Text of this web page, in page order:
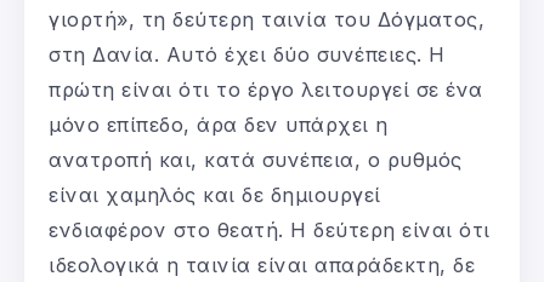
γιορτή», τη δεύτερη ταινία του Δόγματος,
στη Δανία. Αυτό έχει δύο συνέπειες. Η
πρώτη είναι ότι το έργο λειτουργεί σε ένα
μόνο επίπεδο, άρα δεν υπάρχει η
ανατροπή και, κατά συνέπεια, ο ρυθμός
είναι χαμηλός και δε δημιουργεί
ενδιαφέρον στο θεατή. Η δεύτερη είναι ότι
ιδεολογικά η ταινία είναι απαράδεκτη, δε